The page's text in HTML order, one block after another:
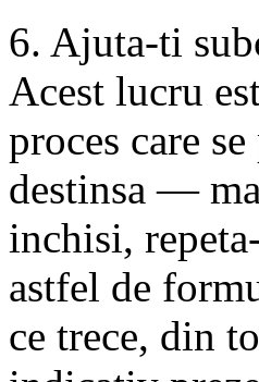
6. Ajuta-ti
Acest lucru
proces care
destinsa —
inchisi,
astfel de
ce trece, din